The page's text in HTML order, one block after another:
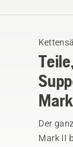
Der
Mark II